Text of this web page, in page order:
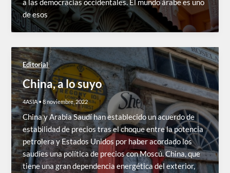
a las democracias occidentales. El mundo árabe es uno
de esos
Editorial
China, a lo suyo
4ASIA •8 noviembre, 2022
China y Arabia Saudí han establecido un acuerdo de
estabilidad de precios tras el choque entre la potencia
petrolera y Estados Unidos por haber acordado los
saudíes una política de precios con Moscú. China, que
tiene una gran dependencia energética del exterior,